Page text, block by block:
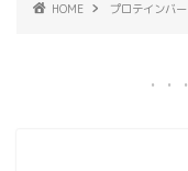
HOME プロテインバー